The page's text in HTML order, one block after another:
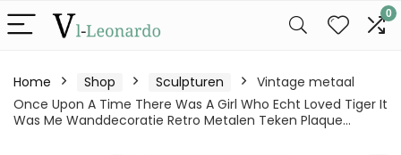
0
Home Shop Sculpturen
Vintage metaal
Once Upon A Time There Was A Girl Who Echt Loved Tiger It
Was Me Wanddecoratie Retro Metalen Teken Plaque…